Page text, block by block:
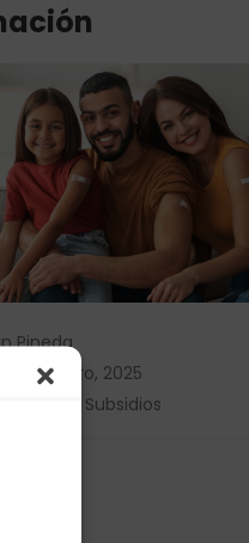
Pineda
21 enero, 2025
Subsidios